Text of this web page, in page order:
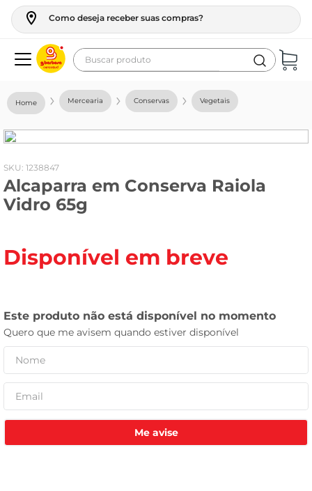
Como deseja receber suas compras?
Buscar produto
Mercearia Conservas Vegetais
: 1238847
Alcaparra em Conserva Raiola
Vidro 65g
Disponível em breve
Me avise
geladeira
fogao
café
cerveja
leite
tv